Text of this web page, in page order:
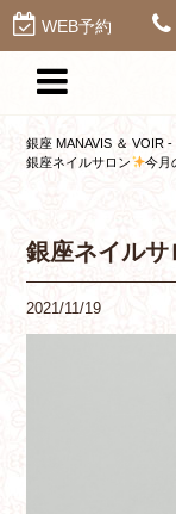
WEB予約
銀座 MANAVIS ＆ VOIR
銀座ネイルサロン
今月
銀座ネイルサ
2021/11/19